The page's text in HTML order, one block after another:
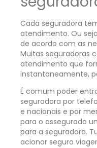
Cada seguradora
atendimento. Ou
de acordo com as
Muitas seguradoras
atendimento que
instantaneamente,
É comum poder
seguradora por
e nacionais e por
para o assegurado
para a seguradora.
acionar seguro